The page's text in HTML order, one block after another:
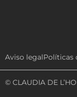
Aviso legalPolíticas
© CLAUDIA DE